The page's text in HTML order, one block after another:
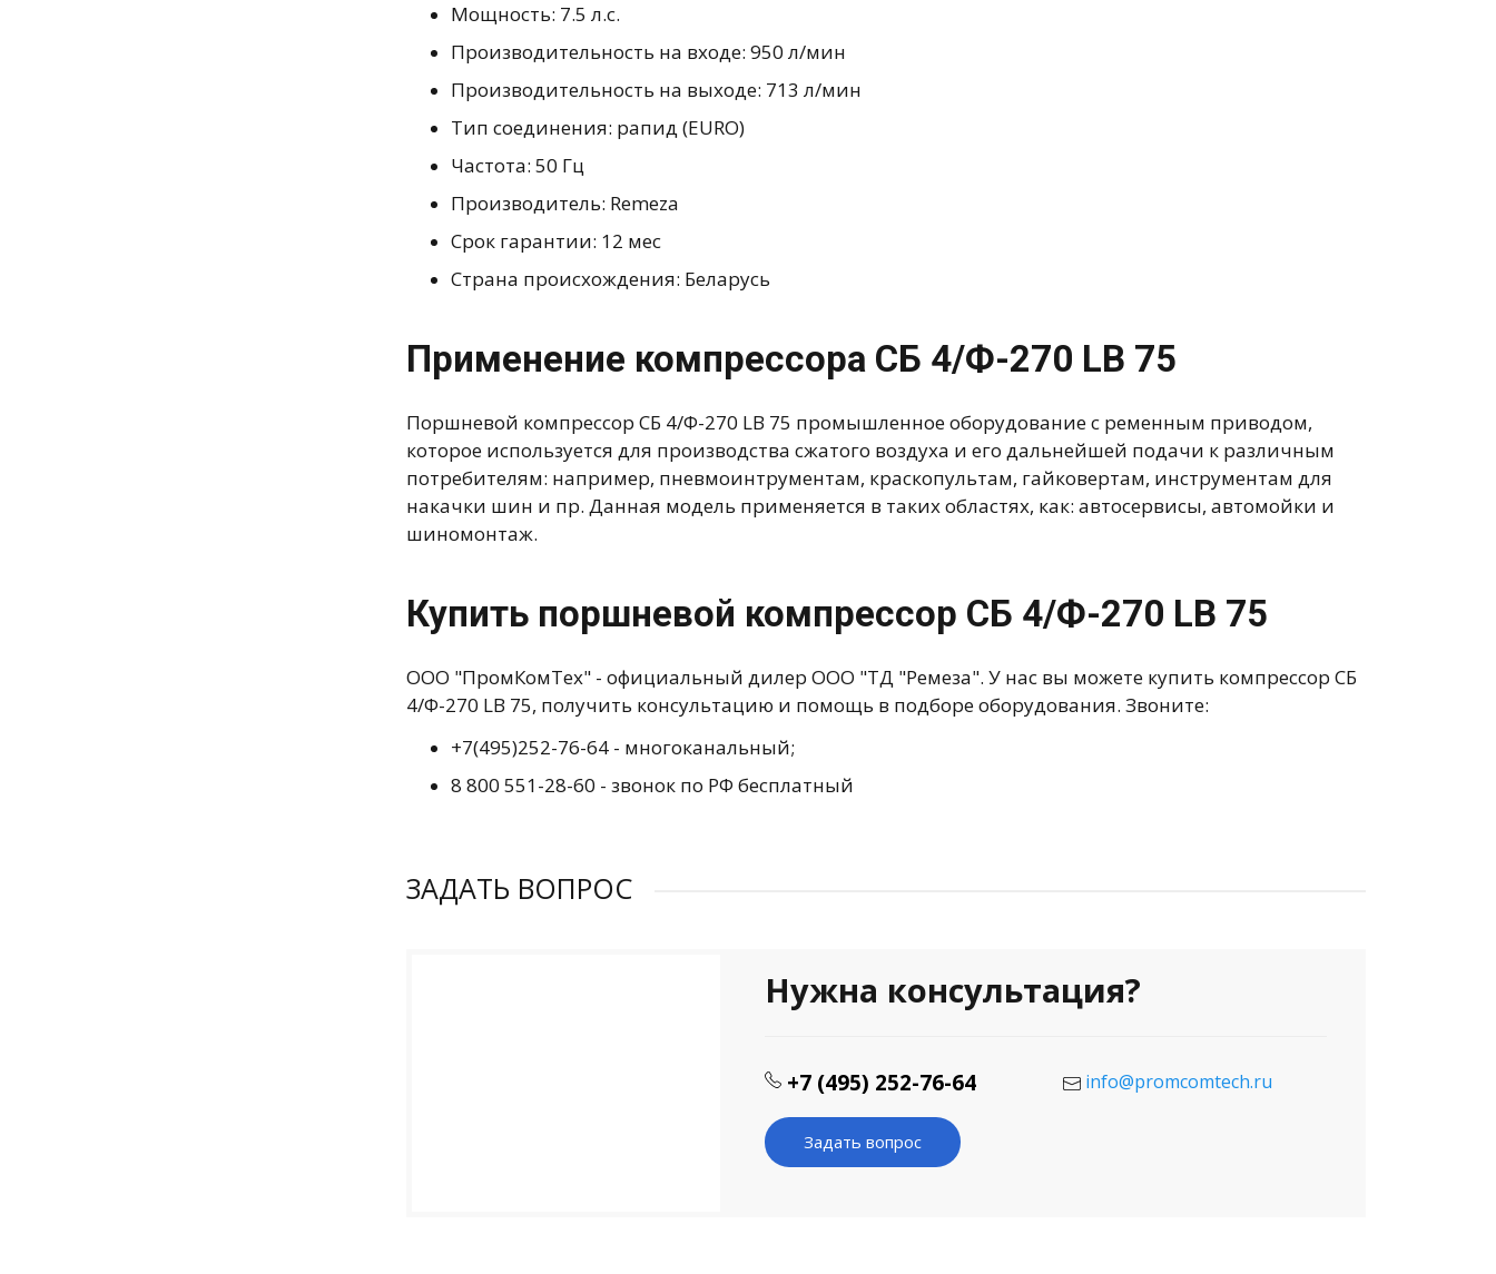
Мощность: 7.5 л.с.
Производительность на входе: 950 л/мин
Производительность на выходе: 713 л/мин
Тип соединения: рапид (EURO)
Частота: 50 Гц
Производитель: Remeza
Срок гарантии: 12 мес
Страна происхождения: Беларусь
Применение компрессора СБ 4/Ф-270 LB 75
Поршневой компрессор СБ 4/Ф-270 LB 75 промышленное оборудование с ременным приводом,
которое используется для производства сжатого воздуха и его дальнейшей подачи к различным
потребителям: например, пневмоинтрументам, краскопультам, гайковертам, инструментам для
накачки шин и пр. Данная модель применяется в таких областях, как: автосервисы, автомойки и
шиномонтаж.
Купить поршневой компрессор СБ 4/Ф-270 LB 75
ООО "ПромКомТех" - официальный дилер ООО "ТД "Ремеза". У нас вы можете купить компрессор СБ
4/Ф-270 LB 75, получить консультацию и помощь в подборе оборудования. Звоните:
+7(495)252-76-64 - многоканальный;
8 800 551-28-60 - звонок по РФ бесплатный
ЗАДАТЬ ВОПРОС
Нужна консультация?
+7 (495) 252-76-64 info@promcomtech.ru
Задать вопрос